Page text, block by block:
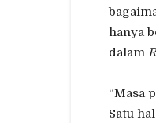
hanya
dalam
“Masa
Satu